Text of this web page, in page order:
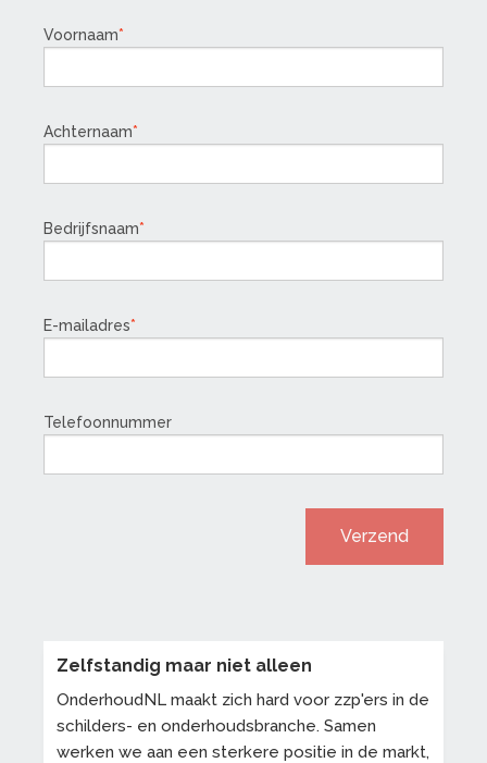
Voornaam
Achternaam
Bedrijfsnaam
E-mailadres
Telefoonnummer
Verzend
Zelfstandig maar niet alleen
OnderhoudNL maakt zich hard voor zzp'ers in de
schilders- en onderhoudsbranche. Samen
werken we aan een sterkere positie in de markt,